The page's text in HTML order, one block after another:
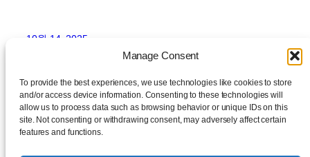
Manage Consent
To provide the best experiences, we use technologies like cookies to store
and/or access device information. Consenting to these technologies will
allow us to process data such as browsing behavior or unique IDs on this
site. Not consenting or withdrawing consent, may adversely affect certain
features and functions.
10월 14, 2025